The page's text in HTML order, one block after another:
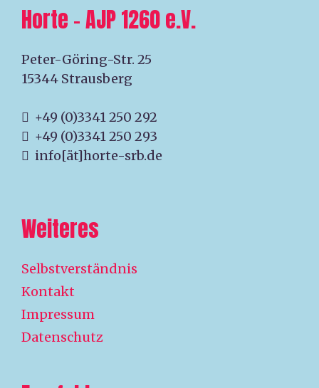
Horte – AJP 1260 e.V.
Peter-Göring-Str. 25
15344 Strausberg
+49 (0)3341 250 292
+49 (0)3341 250 293
info[ät]horte-srb.de
Weiteres
Selbstverständnis
Kontakt
Impressum
Datenschutz